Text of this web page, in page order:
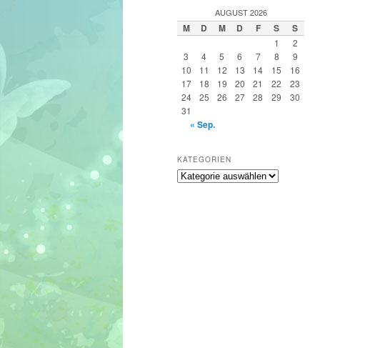
e
n
AUGUST 2026
M D M D F S S
1
2
3
4 5 6 7 8
9
10
11 12 13 14 15
16
17
18 19 20 21 22
23
24
25 26 27 28 29
30
31
« Sep.
KATEGORIEN
Kategorien